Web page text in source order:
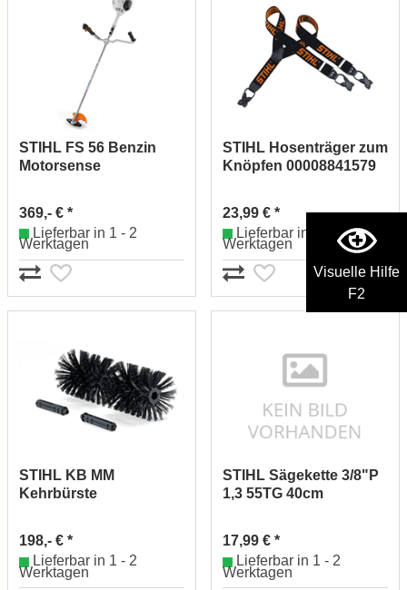
Visuelle Hilfe
F2
STIHL FS 56 Benzin
Motorsense
369,- € *
Lieferbar in 1 - 2
Werktagen
STIHL Hosenträger zum
Knöpfen 00008841579
23,99 € *
Lieferbar in 1 - 2
Werktagen
STIHL KB MM
Kehrbürste
198,- € *
Lieferbar in 1 - 2
Werktagen
STIHL Sägekette 3/8"P
1,3 55TG 40cm
17,99 € *
Lieferbar in 1 - 2
Werktagen